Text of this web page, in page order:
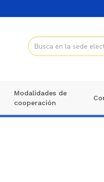
Modalidades de
cooperación